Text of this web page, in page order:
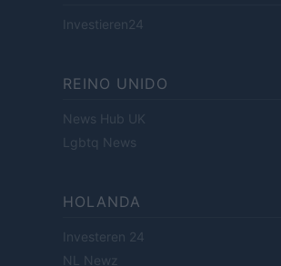
Investieren24
REINO UNIDO
News Hub UK
Lgbtq News
HOLANDA
Investeren 24
NL Newz